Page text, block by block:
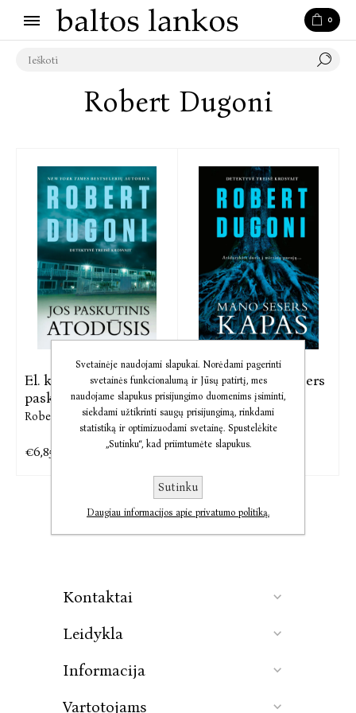
0
Robert Dugoni
El. knyga Jos
paskutinis ...
Robert Dugoni
€6,85
El. knyga Mano sesers
kapas
Robert Dugoni
€5,93 €7,41
Kontaktai
Leidykla
Informacija
Vartotojams
Svetainėje naudojami slapukai. Norėdami pagerinti
svetainės funkcionalumą ir Jūsų patirtį, mes
naudojame slapukus prisijungimo duomenims įsiminti,
siekdami užtikrinti saugų prisijungimą, rinkdami
statistiką ir optimizuodami svetainę. Spustelėkite
„Sutinku“, kad priimtumėte slapukus.
Sutinku
Daugiau informacijos apie privatumo politiką.